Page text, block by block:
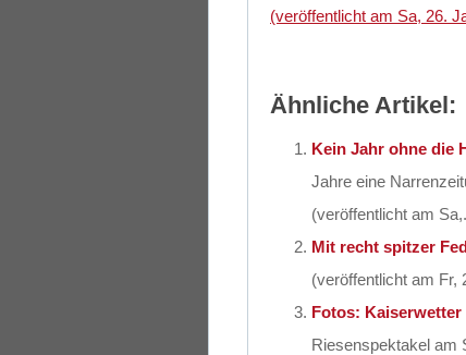
(veröffentlicht am Sa, 26.
Ähnliche Artikel:
Kein Jahr ohne die
Jahre eine
(veröffentlicht am
Mit recht spitzer
(veröffentlicht am Fr,
Fotos:
Riesenspektakel am